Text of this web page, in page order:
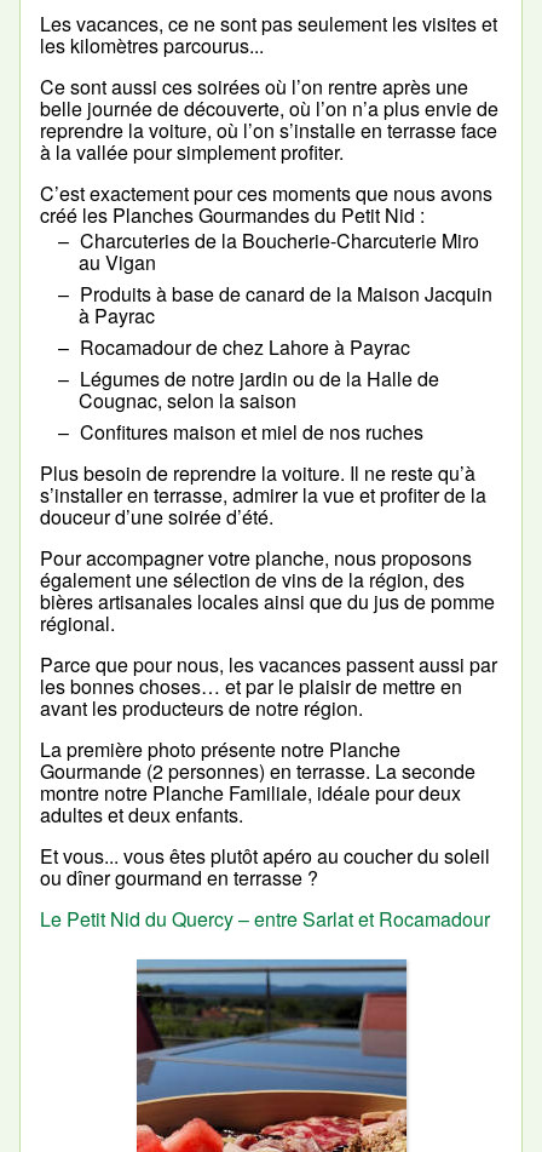
Les vacances, ce ne sont pas seulement les visites et
les kilomètres parcourus...
Ce sont aussi ces soirées où l’on rentre après une
belle journée de découverte, où l’on n’a plus envie de
reprendre la voiture, où l’on s’installe en terrasse face
à la vallée pour simplement profiter.
C’est exactement pour ces moments que nous avons
créé les Planches Gourmandes du Petit Nid :
Charcuteries de la Boucherie-Charcuterie Miro
au Vigan
Produits à base de canard de la Maison Jacquin
à Payrac
Rocamadour de chez Lahore à Payrac
Légumes de notre jardin ou de la Halle de
Cougnac, selon la saison
Confitures maison et miel de nos ruches
Plus besoin de reprendre la voiture. Il ne reste qu’à
s’installer en terrasse, admirer la vue et profiter de la
douceur d’une soirée d’été.
Pour accompagner votre planche, nous proposons
également une sélection de vins de la région, des
bières artisanales locales ainsi que du jus de pomme
régional.
Parce que pour nous, les vacances passent aussi par
les bonnes choses… et par le plaisir de mettre en
avant les producteurs de notre région.
La première photo présente notre Planche
Gourmande (2 personnes) en terrasse. La seconde
montre notre Planche Familiale, idéale pour deux
adultes et deux enfants.
Et vous... vous êtes plutôt apéro au coucher du soleil
ou dîner gourmand en terrasse ?
Le Petit Nid du Quercy – entre Sarlat et Rocamadour